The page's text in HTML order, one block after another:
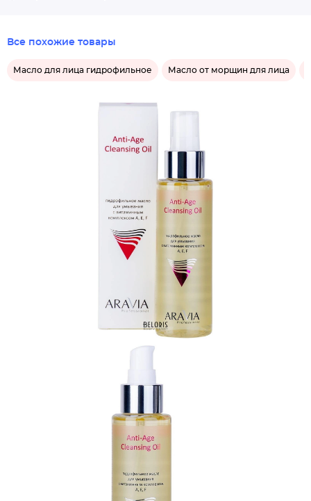
Все похожие товары
Масло для лица гидрофильное Масло от морщин для лица